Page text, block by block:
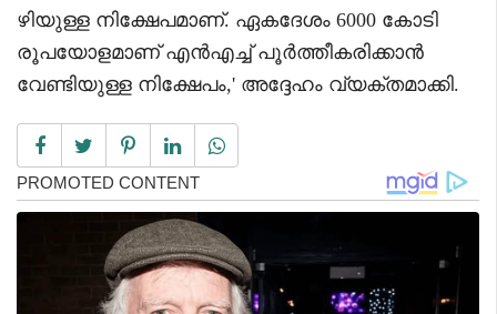
ഴിയുള്ള നിക്ഷേപമാണ്. ഏകദേശം 6000 കോടി
രൂപയോളമാണ് എൻഎച്ച് പൂർത്തീകരിക്കാൻ
വേണ്ടിയുള്ള നിക്ഷേപം,' അദ്ദേഹം വ്യക്തമാക്കി.